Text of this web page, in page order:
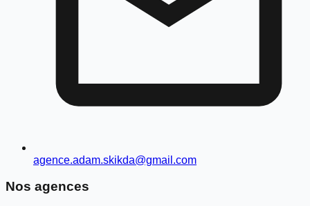
agence.adam.skikda@gmail.com
Nos agences